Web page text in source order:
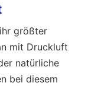
größter
mit Druckluft
natürliche
bei diesem